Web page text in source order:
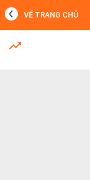
MỚI NHẤT
VỀ TRANG CHỦ